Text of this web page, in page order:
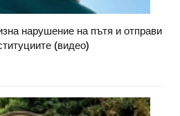
нарушение на пътя и отправи
(видео)